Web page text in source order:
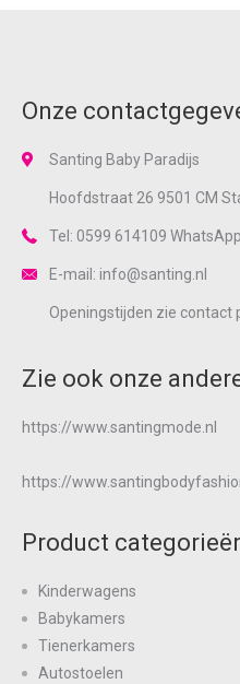
Onze
Santing Baby Paradijs
Hoofdstraat 26 9501 CM
Tel: 0599 614109
E-mail: info@santing.nl
Openingstijden zie contact
Zie ook onze
https://www.santingmode.nl
https://
Product
Kinderwagens
Babykamers
Tienerkamers
Autostoelen